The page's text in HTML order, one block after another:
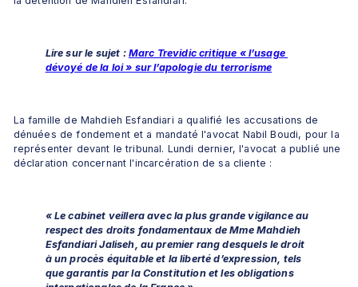
Lire sur le sujet : Marc Trevidic critique « l’usage
dévoyé de la loi » sur l’apologie du terrorisme
La famille de Mahdieh Esfandiari a qualifié les accusations de
dénuées de fondement et a mandaté l'avocat Nabil Boudi, pour la
représenter devant le tribunal. Lundi dernier, l'avocat a publié une
déclaration concernant l'incarcération de sa cliente :
« Le cabinet veillera avec la plus grande vigilance au
respect des droits fondamentaux de Mme Mahdieh
Esfandiari Jaliseh, au premier rang desquels le droit
à un procès équitable et la liberté d’expression, tels
que garantis par la Constitution et les obligations